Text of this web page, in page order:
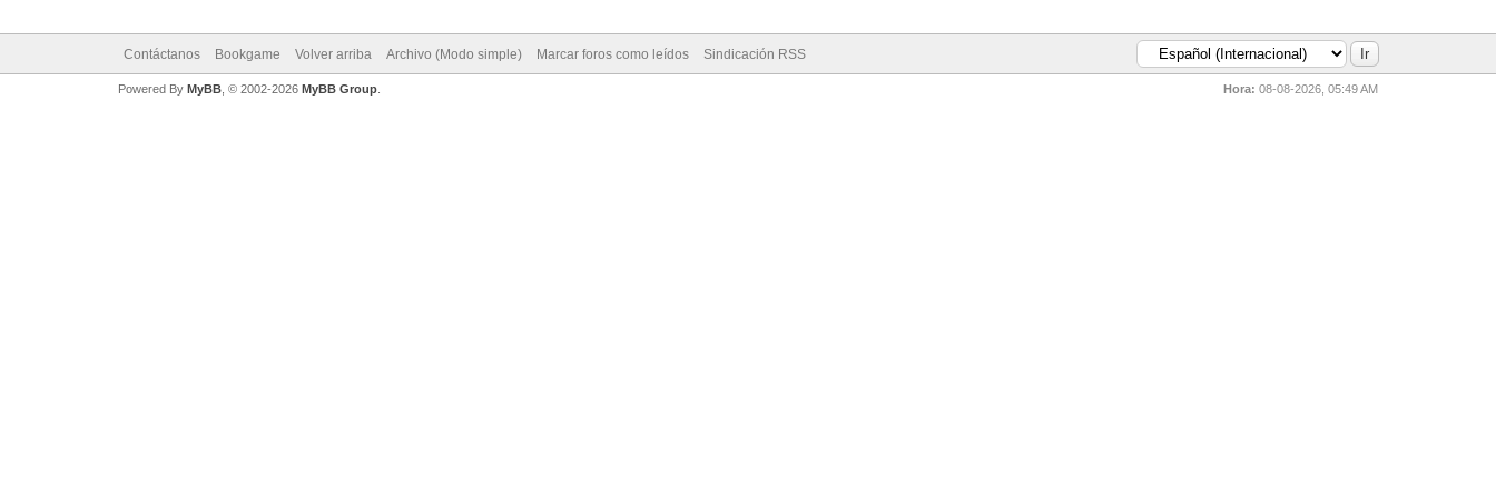
Contáctanos Bookgame Volver arriba Archivo (Modo simple) Marcar foros como leídos Sindicación RSS
Hora: 08-08-2026, 05:49 AM
Powered By MyBB, © 2002-2026 MyBB Group.